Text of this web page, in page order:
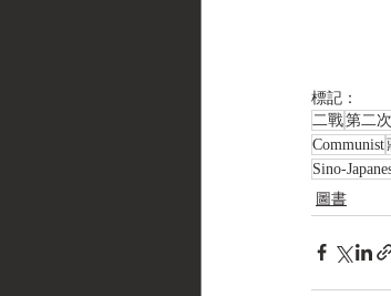
標記：
二戰第二
Communist
Sino-
圖書